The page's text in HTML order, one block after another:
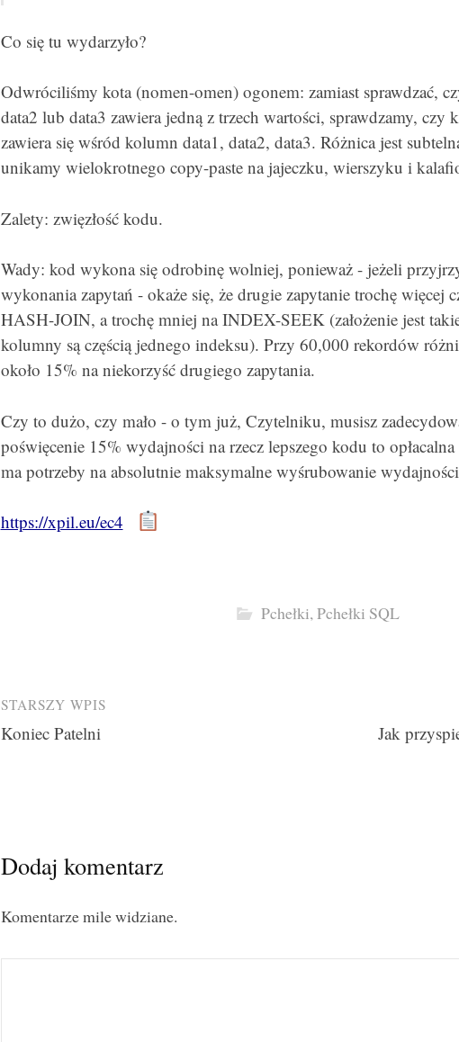
Co się tu wydarzyło?
Odwróciliśmy kota (nomen-omen) ogonem: zamiast sprawdzać,
data2 lub data3 zawiera jedną z trzech wartości, sprawdzamy, czy
zawiera się wśród kolumn data1, data2, data3. Różnica jest
unikamy wielokrotnego copy-paste na jajeczku, wierszyku i
Zalety: zwięzłość kodu.
Wady: kod wykona się odrobinę wolniej, ponieważ - jeżeli
wykonania zapytań - okaże się, że drugie zapytanie trochę więcej
HASH-JOIN, a trochę mniej na INDEX-SEEK (założenie jest
kolumny są częścią jednego indeksu). Przy 60,000 rekordów
około 15% na niekorzyść drugiego zapytania.
Czy to dużo, czy mało - o tym już, Czytelniku, musisz
poświęcenie 15% wydajności na rzecz lepszego kodu to
ma potrzeby na absolutnie maksymalne wyśrubowanie
https://xpil.eu/ec4
Pchełki,Pchełki SQL
Post
STARSZY WPIS
Koniec Patelni
Jak
Dodaj komentarz
Komentarze mile widziane.